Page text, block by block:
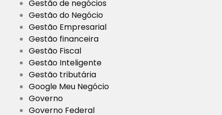
Gestão de negócios
Gestão do Negócio
Gestão Empresarial
Gestão financeira
Gestão Fiscal
Gestão Inteligente
Gestão tributária
Google Meu Negócio
Governo
Governo Federal